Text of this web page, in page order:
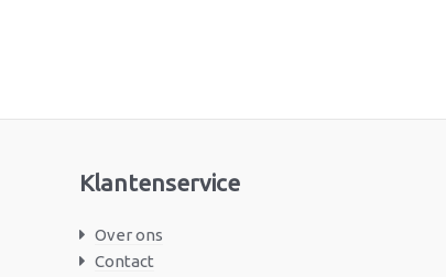
Klantenservice
Over ons
Contact